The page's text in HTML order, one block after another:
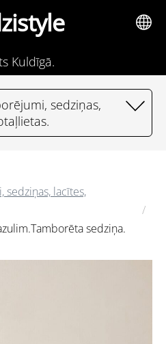
Kuldīgā.
sedziņas,
sedziņas, lacītes,
sedziņa.